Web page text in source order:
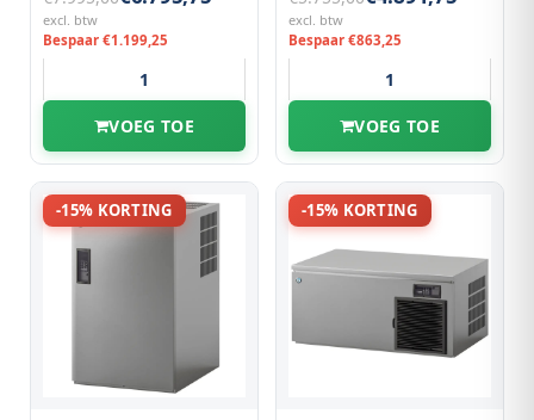
excl. btw
Bespaar €1.199,25
VOEG TOE
excl. btw
Bespaar €863,25
VOEG TOE
-15% KORTING -15% KORTING